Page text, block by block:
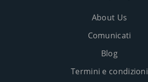
About Us
Comunicati
Blog
Termini e condizioni